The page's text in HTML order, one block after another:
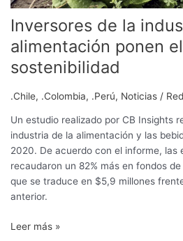
Inversores de la
alimentación ponen
sostenibilidad
.Chile, .Colombia, .Perú, Noticias /
Un estudio realizado por CB Insights
industria de la alimentación y las
2020. De acuerdo con el informe, las
recaudaron un 82% más en fondos
que se traduce en $5,9 millones
anterior.
Leer más »